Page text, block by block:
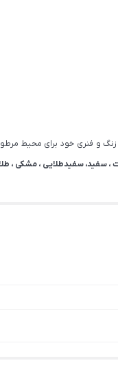
زنگ و فنری خود برای محیط
، سفید، سفیدطلایی ، مشکی ،